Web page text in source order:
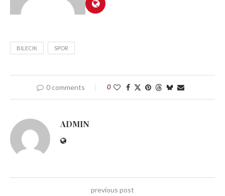
BILECIK SPOR
0 comments 0
ADMIN
previous post